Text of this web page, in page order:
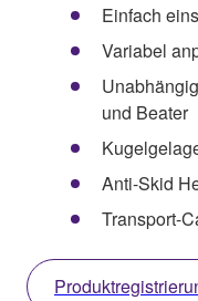
Einfach
Variabel
und Beater
Anti-Skid
Transport-